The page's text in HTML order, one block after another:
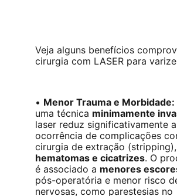
Veja alguns benefícios
cirurgia com LASER para
• Menor Trauma e Morbidade:
uma técnica minimamente
laser reduz significativamente a
ocorrência de complicações
cirurgia de extração
hematomas e cicatrizes. O
é associado a menores
pós-operatória e menor risco
nervosas, como parestesias no